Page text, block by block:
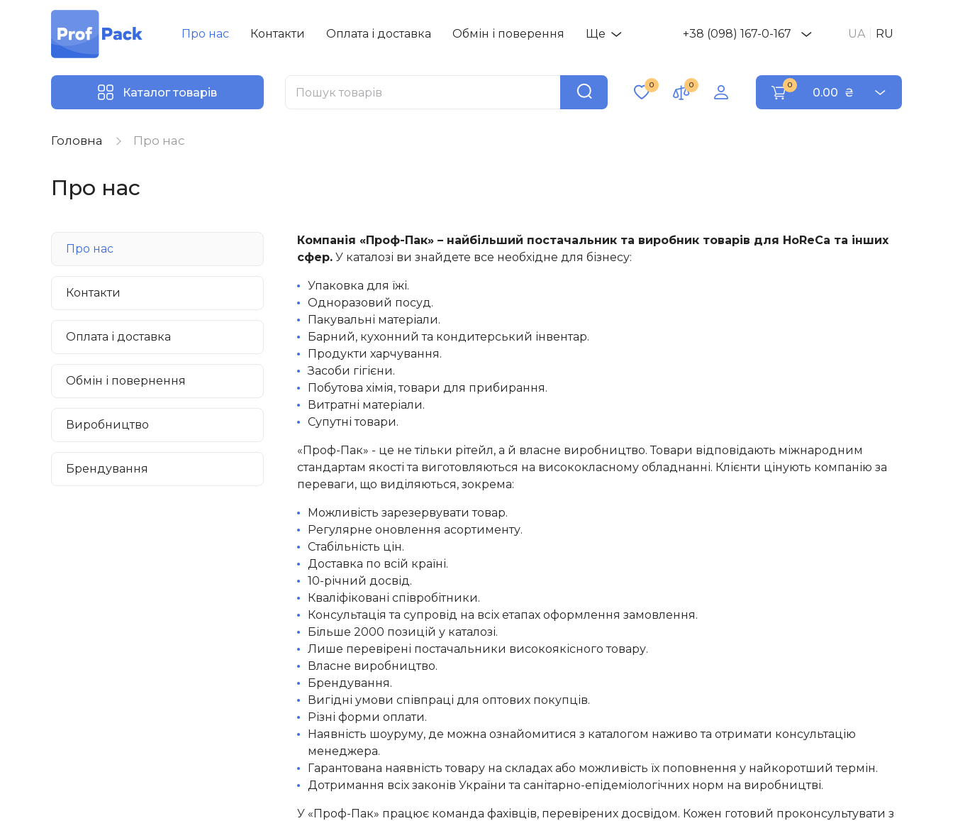
Про нас Контакти Оплата і доставка Обмін і поверення Ще +38 (098) 167-0-167 UA RU
Каталог товарів
0 0 0
0.00 ₴
Головна Про нас
Про нас
Про нас
Контакти
Оплата і доставка
Обмін і повернення
Виробництво
Брендування
Компанія «Проф-Пак» – найбільший постачальник та виробник товарів для HoReCa та інших
сфер. У каталозі ви знайдете все необхідне для бізнесу:
Упаковка для їжі.
Одноразовий посуд.
Пакувальні матеріали.
Барний, кухонний та кондитерський інвентар.
Продукти харчування.
Засоби гігієни.
Побутова хімія, товари для прибирання.
Витратні матеріали.
Супутні товари.
«Проф-Пак» - це не тільки рітейл, а й власне виробництво. Товари відповідають міжнародним
стандартам якості та виготовляються на висококласному обладнанні. Клієнти цінують компанію за
переваги, що виділяються, зокрема:
Можливість зарезервувати товар.
Регулярне оновлення асортименту.
Стабільність цін.
Доставка по всій країні.
10-річний досвід.
Кваліфіковані співробітники.
Консультація та супровід на всіх етапах оформлення замовлення.
Більше 2000 позицій у каталозі.
Лише перевірені постачальники високоякісного товару.
Власне виробництво.
Брендування.
Вигідні умови співпраці для оптових покупців.
Різні форми оплати.
Наявність шоуруму, де можна ознайомитися з каталогом наживо та отримати консультацію
менеджера.
Гарантована наявність товару на складах або можливість їх поповнення у найкоротший термін.
Дотримання всіх законів України та санітарно-епідеміологічних норм на виробництві.
У «Проф-Пак» працює команда фахівців, перевірених досвідом. Кожен готовий проконсультувати з